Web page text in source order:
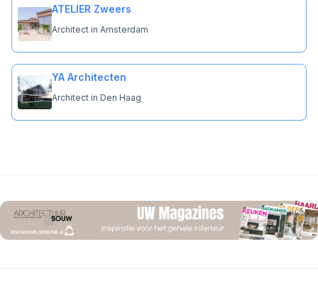
ATELIER Zweers
Architect in Amsterdam
YA Architecten
Architect in Den Haag